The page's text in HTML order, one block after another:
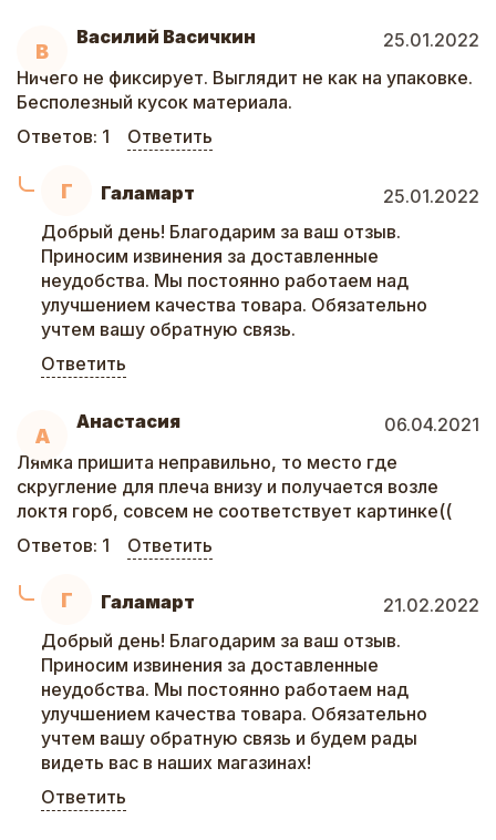
В
Василий Васичкин
25.01.2022
Ничего не фиксирует. Выглядит не как на упаковке.
Бесполезный кусок материала.
Ответов: 1 Ответить
Г Галамарт
25.01.2022
Добрый день! Благодарим за ваш отзыв.
Приносим извинения за доставленные
неудобства. Мы постоянно работаем над
улучшением качества товара. Обязательно
учтем вашу обратную связь.
Ответить
А
Анастасия
06.04.2021
Лямка пришита неправильно, то место где
скругление для плеча внизу и получается возле
локтя горб, совсем не соответствует картинке((
Ответов: 1 Ответить
Г Галамарт
21.02.2022
Добрый день! Благодарим за ваш отзыв.
Приносим извинения за доставленные
неудобства. Мы постоянно работаем над
улучшением качества товара. Обязательно
учтем вашу обратную связь и будем рады
видеть вас в наших магазинах!
Ответить